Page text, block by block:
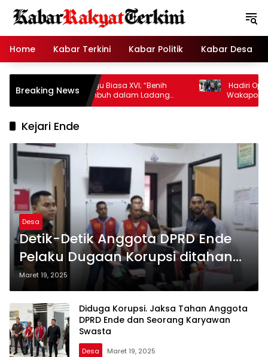
Home
Kabar Terkini Kabar Politik Kabar Desa
Breaking News
Homili Hati Minggu Biasa XVI; “Benih
Mana yang Tumbuh dalam Ladang
Hati?”
Hadiri Open
Wakapolda
Kejari Ende
Desa
Detik-Detik Anggota DPRD Ende
Pelaku Dugaan Korupsi ditahan
Jaksa Kejari Ende
Maret 19, 2025
Diduga Korupsi. Jaksa Tahan Anggota
DPRD Ende dan Seorang Karyawan
Swasta
Desa Maret 19, 2025